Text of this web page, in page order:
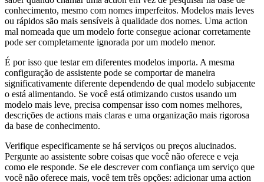
conhecimento, mesmo com nomes imperfeitos. Modelos mais leves
ou rápidos são mais sensíveis à qualidade dos nomes. Uma action
mal nomeada que um modelo forte consegue acionar corretamente
pode ser completamente ignorada por um modelo menor.
É por isso que testar em diferentes modelos importa. A mesma
configuração de assistente pode se comportar de maneira
significativamente diferente dependendo de qual modelo subjacente
o está alimentando. Se você está otimizando custos usando um
modelo mais leve, precisa compensar isso com nomes melhores,
descrições de actions mais claras e uma organização mais rigorosa
da base de conhecimento.
Verifique especificamente se há serviços ou preços alucinados.
Pergunte ao assistente sobre coisas que você não oferece e veja
como ele responde. Se ele descrever com confiança um serviço que
você não oferece mais, você tem três opções: adicionar uma action